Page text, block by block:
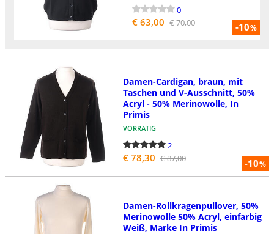
-10%
0
€ 63,00 € 70,00
-10%
Damen-Cardigan, braun, mit
Taschen und V-Ausschnitt, 50%
Acryl - 50% Merinowolle, In
Primis
VORRÄTIG
2
€ 78,30 € 87,00
Damen-Rollkragenpullover, 50%
Merinowolle 50% Acryl, einfarbig
Weiß, Marke In Primis